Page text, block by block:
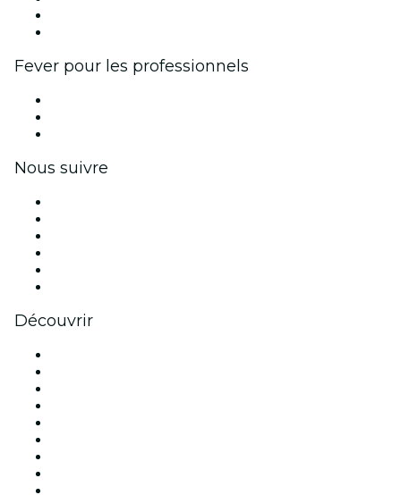
Fever pour les professionnels
Nous suivre
Découvrir